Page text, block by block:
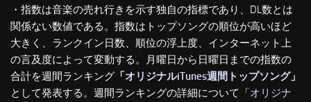
・指数は音楽の売れ行きを示す独自の指標であり、DL数とは
関係ない数値である。指数はトップソングの順位が高いほど
大きく、ランクイン日数、順位の浮上度、インターネット上
の言及度によって変動する。月曜日から日曜日までの指数の
合計を週間ランキング 「オリジナルiTunes週間トップソング」
として発表する。週間ランキングの詳細について「オリジナ